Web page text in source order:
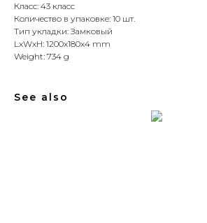
Класс: 43 класс
Количество в упаковке: 10 шт.
Тип укладки: Замковый
LxWxH: 1200x180x4 mm
Weight: 734 g
See also